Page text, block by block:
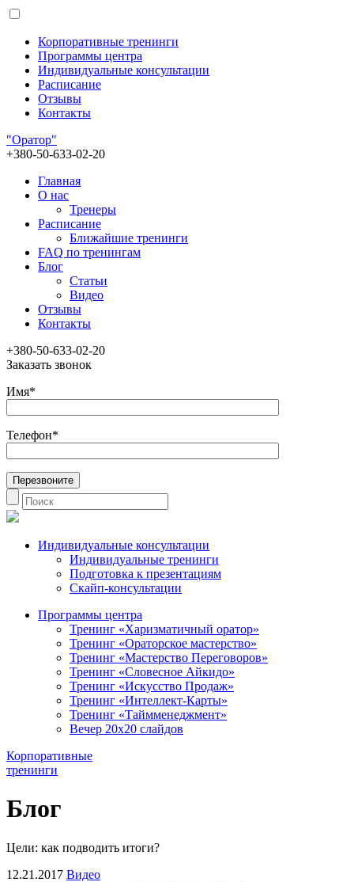
Корпоративные тренинги
Программы центра
Индивидуальные консультации
Расписание
Отзывы
Контакты
"Оратор"
+380-50-633-02-20
Главная
О нас
Тренеры
Расписание
Ближайшие тренинги
FAQ по тренингам
Блог
Статьи
Видео
Отзывы
Контакты
+380-50-633-02-20
Заказать звонок
Имя*
Телефон*
Индивидуальные консультации
Индивидуальные тренинги
Подготовка к презентациям
Скайп-консультации
Программы центра
Тренинг «Харизматичный оратор»
Тренинг «Ораторское мастерство»
Тренинг «Мастерство Переговоров»
Тренинг «Словесное Айкидо»
Тренинг «Искусство Продаж»
Тренинг «Интеллект-Карты»
Тренинг «Таймменеджмент»
Вечер 20х20 слайдов
Корпоративные
тренинги
Блог
Цели: как подводить итоги?
12.21.2017 Видео